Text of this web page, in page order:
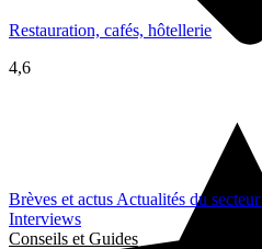
Brèves et actus Actualités du secteur
Interviews
Conseils et Guides
Restauration, cafés, hôtellerie
4,6